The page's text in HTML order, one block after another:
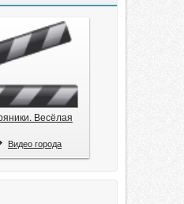
Весёлая
Видео города